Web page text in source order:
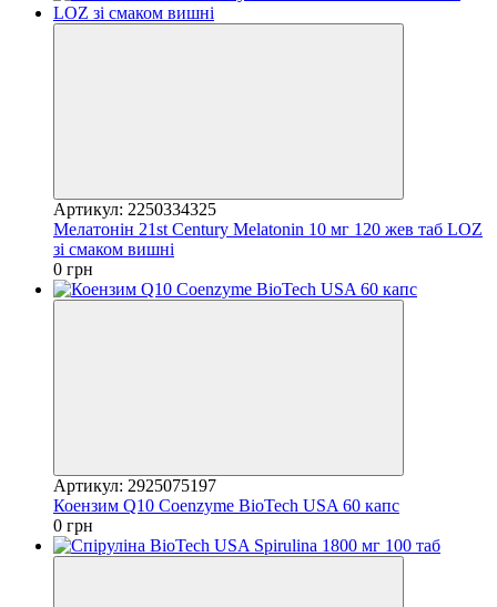
Артикул: 2250334325
Мелатонін 21st Century Melatonin 10 мг 120 жев таб LOZ
зі смаком вишні
0 грн
Артикул: 2925075197
Коензим Q10 Coenzyme BioTech USA 60 капс
0 грн